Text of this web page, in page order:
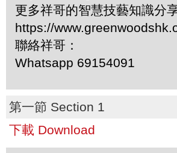
更多祥哥的智慧技藝知識分享
https://
聯絡祥哥：
Whatsapp 69154091
第一節 Section 1
下載 Download